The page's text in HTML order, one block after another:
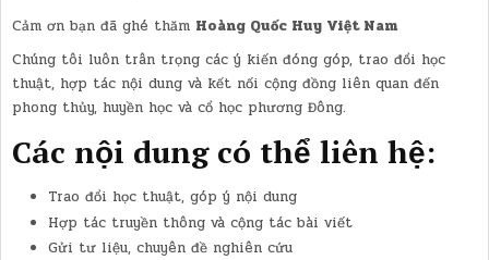
Cảm ơn bạn đã ghé thăm Hoàng Quốc Huy Việt Nam
Chúng tôi luôn trân trọng các ý kiến đóng góp, trao đổi học
thuật, hợp tác nội dung và kết nối cộng đồng liên quan đến
phong thủy, huyền học và cổ học phương Đông.
Các nội dung có thể liên hệ:
Trao đổi học thuật, góp ý nội dung
Hợp tác truyền thông và cộng tác bài viết
Gửi tư liệu, chuyên đề nghiên cứu